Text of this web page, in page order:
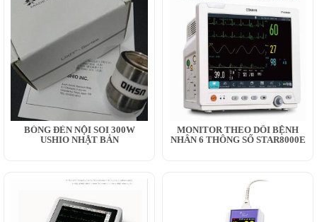
BÓNG ĐÈN NỘI SOI 300W
USHIO NHẬT BẢN
MONITOR THEO DÕI BỆNH
NHÂN 6 THÔNG SỐ STAR8000E